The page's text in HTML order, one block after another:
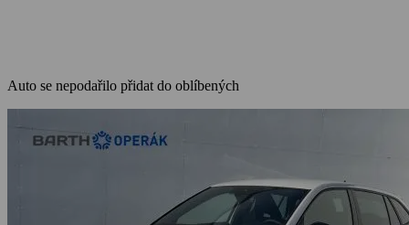
Auto se nepodařilo přidat do oblíbených